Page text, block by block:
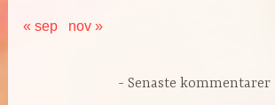
« sep nov »
Senaste kommentarer